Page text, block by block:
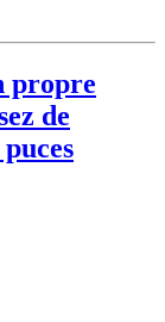
propre
de